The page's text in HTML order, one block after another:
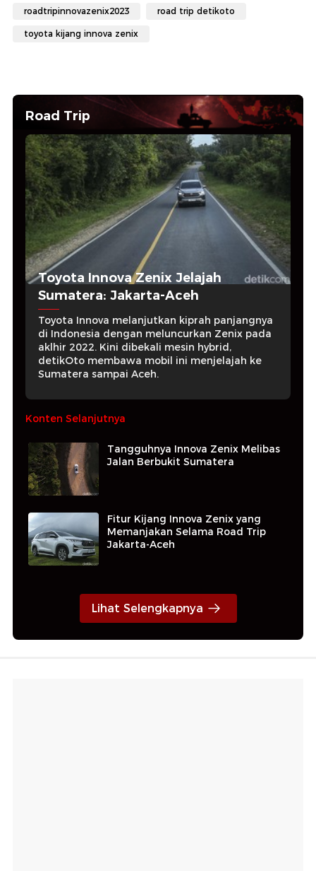
roadtripinnovazenix2023 road trip detikoto
toyota kijang innova zenix
Road Trip
Toyota Innova Zenix Jelajah
Sumatera: Jakarta-Aceh
Toyota Innova melanjutkan kiprah panjangnya
di Indonesia dengan meluncurkan Zenix pada
aklhir 2022. Kini dibekali mesin hybrid,
detikOto membawa mobil ini menjelajah ke
Sumatera sampai Aceh.
Konten Selanjutnya
Tangguhnya Innova Zenix Melibas
Jalan Berbukit Sumatera
Fitur Kijang Innova Zenix yang
Memanjakan Selama Road Trip
Jakarta-Aceh
Lihat Selengkapnya